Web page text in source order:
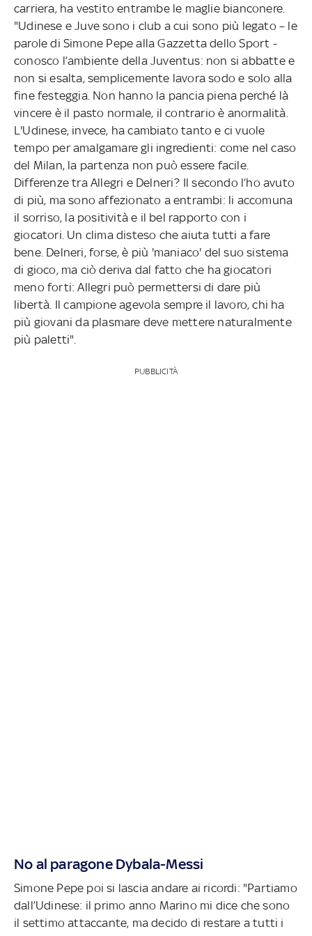
carriera, ha vestito entrambe le maglie bianconere.
"Udinese e Juve sono i club a cui sono più legato – le
parole di Simone Pepe alla Gazzetta dello Sport -
conosco l’ambiente della Juventus: non si abbatte e
non si esalta, semplicemente lavora sodo e solo alla
fine festeggia. Non hanno la pancia piena perché là
vincere è il pasto normale, il contrario è anormalità.
L'Udinese, invece, ha cambiato tanto e ci vuole
tempo per amalgamare gli ingredienti: come nel caso
del Milan, la partenza non può essere facile.
Differenze tra Allegri e Delneri? Il secondo l’ho avuto
di più, ma sono affezionato a entrambi: li accomuna
il sorriso, la positività e il bel rapporto con i
giocatori. Un clima disteso che aiuta tutti a fare
bene. Delneri, forse, è più 'maniaco' del suo sistema
di gioco, ma ciò deriva dal fatto che ha giocatori
meno forti: Allegri può permettersi di dare più
libertà. Il campione agevola sempre il lavoro, chi ha
più giovani da plasmare deve mettere naturalmente
più paletti".
PUBBLICITÀ
No al paragone Dybala-Messi
Simone Pepe poi si lascia andare ai ricordi: "Partiamo
dall’Udinese: il primo anno Marino mi dice che sono
il settimo attaccante, ma decido di restare a tutti i